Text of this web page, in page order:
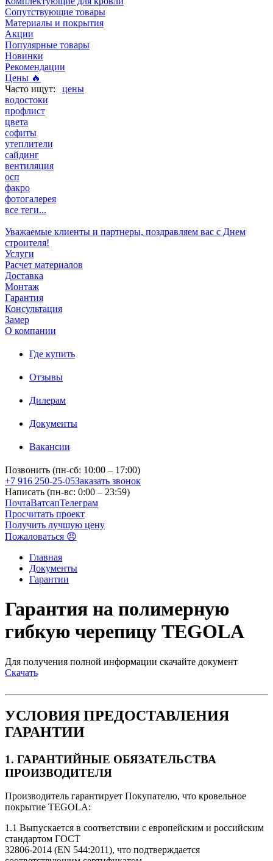
Сопутствующие товары
Материалы и покрытия
Акции
Популярные товары
Новинки
Рекомендации
Цены 🔥
цены
водостоки
профлист
цвета
софиты
утеплители
сайдинг
вентиляция
осп
факро
фотогалерея
все теги...
Уважаемые клиенты и партнеры, поздравляем вас с Днем
строителя!
Услуги
Расчет материалов
Доставка
Монтаж
Гарантия
Консультация
Замер
О компании
Где купить
Отзывы
Дилерам
Документы
Вакансии
Позвонить (пн-сб: 10:00 – 17:00)
+7 916 250-25-05Заказать звонок
Написать (пн-вс: 0:00 – 23:59)
ПочтаВатсапТелеграм
Просчитать проект
Получить лучшую цену
Пожаловаться 😠
Главная
Документы
Гарантии
Гарантия на полимерную
гибкую черепицу TEGOLA
Для получения полной информации скачайте документ
Скачать
УСЛОВИЯ ПРЕДОСТАВЛЕНИЯ
ГАРАНТИИ
1. ГАРАНТИЙНЫЕ ОБЯЗАТЕЛЬСТВА
ПРОИЗВОДИТЕЛЯ
Производитель гарантирует Покупателю, что кровельное
покрытие TEGOLA:
1.1 Выпускается в соответствии с европейским и российским
стандартом ГОСТ
32806-2014 (EN 544:2011), что подтверждается